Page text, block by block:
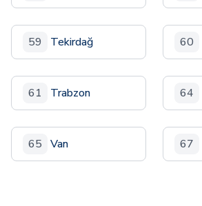
59 Tekirdağ 60
61 Trabzon 64
65 Van 67